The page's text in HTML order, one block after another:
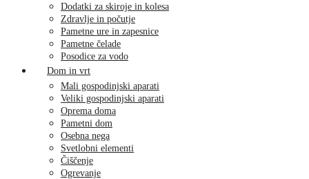
Dodatki za skiroje in kolesa
Zdravlje in počutje
Pametne ure in zapesnice
Pametne čelade
Posodice za vodo
Dom in vrt
Mali gospodinjski aparati
Veliki gospodinjski aparati
Oprema doma
Pametni dom
Osebna nega
Svetlobni elementi
Čiščenje
Ogrevanje